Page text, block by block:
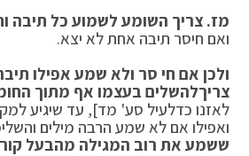
מז. צריך השומע לשמוע כל תיבה
ואם חיסר תיבה אחת לא יצא.
ולכן אם חי סר ולא שמע אפילו
צריךלהשלים בעצמו אף מתוך
לאזנו כדלעיל סע' מד], עד שיגיע
ואפילו אם לא שמע הרבה מילים
ששמע את רוב המגילה מהבעל